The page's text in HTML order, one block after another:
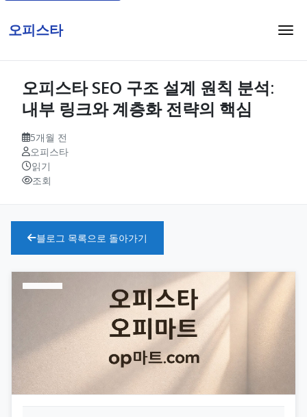
오피스타
오피스타 SEO 구조 설계 원칙 분석:
내부 링크와 계층화 전략의 핵심
5개월 전
오피스타
읽기
조회
블로그 목록으로 돌아가기